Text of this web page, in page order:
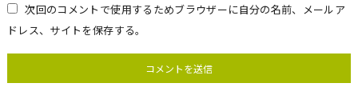
次回のコメントで使用するためブラウザーに自分の名前、メールア
ドレス、サイトを保存する。